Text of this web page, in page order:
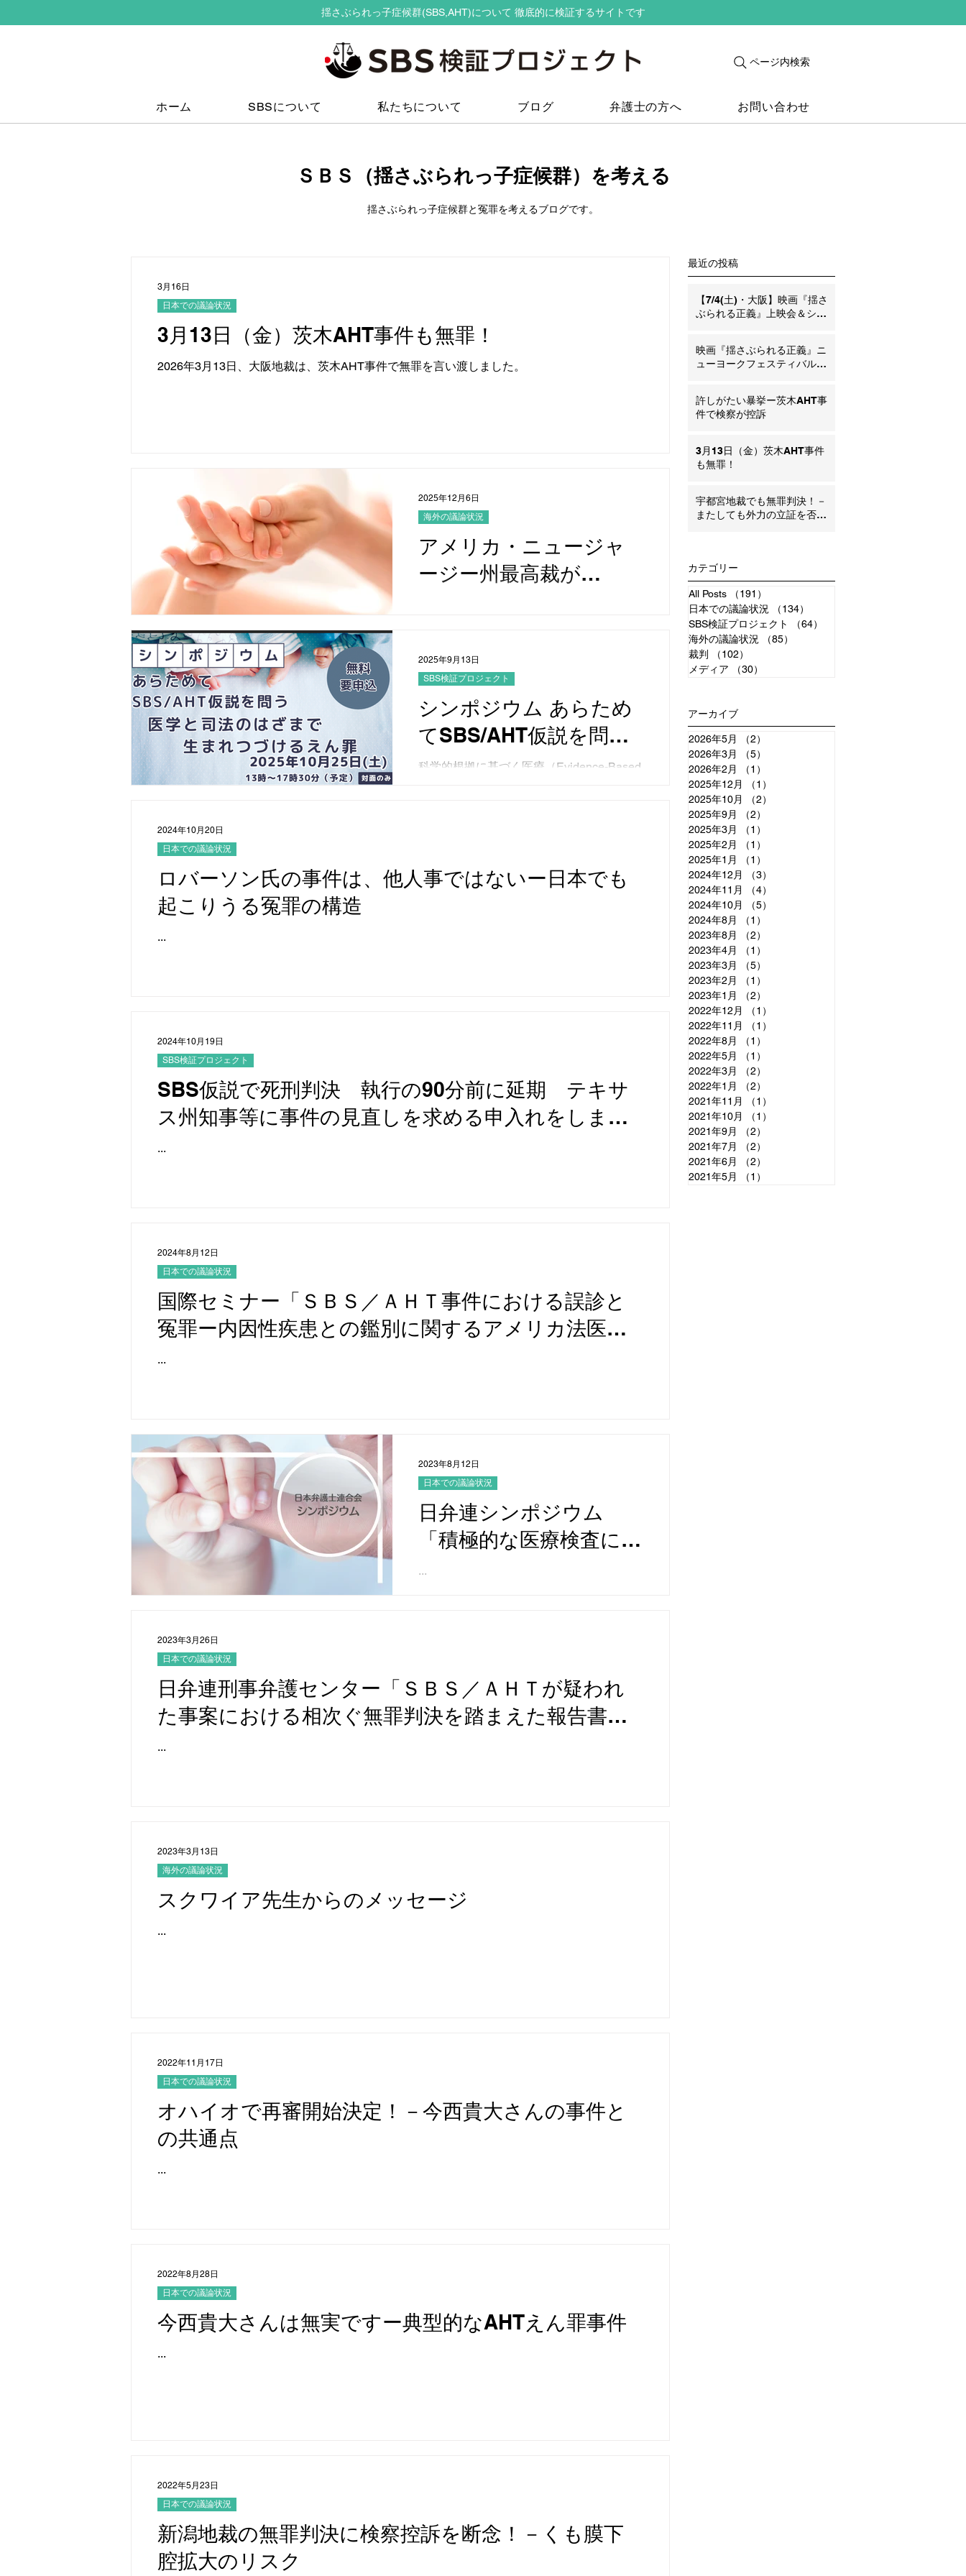
揺さぶられっ子症候群(SBS,AHT)について 徹底的に検証するサイトです
ページ内検索
ホーム SBSについて 私たちについて ブログ 弁護士の方へ お問い合わせ
ＳＢＳ（揺さぶられっ子症候群）を考える
揺さぶられっ子症候群と冤罪を考えるブログです。
3月13日（金）茨木AHT事件も無罪！
2026年3月13日、大阪地裁は、茨木AHT事件で無罪を言い渡しました。
日本での議論状況
3月16日
アメリカ・ニュージャ
ージー州最高裁が
海外の議論状況
2025年12月6日
シンポジウム あらため
てSBS/AHT仮説を問う
「医学と司法のはざま
科学的根拠に基づく医療（Evidence-Based
前...
SBS検証プロジェクト
2025年9月13日
ロバーソン氏の事件は、他人事ではないー日本でも
起こりうる冤罪の構造
...
日本での議論状況
2024年10月20日
SBS仮説で死刑判決 執行の90分前に延期 テキサ
ス州知事等に事件の見直しを求める申入れをしまし
...
SBS検証プロジェクト
2024年10月19日
国際セミナー「ＳＢＳ／ＡＨＴ事件における誤診と
冤罪ー内因性疾患との鑑別に関するアメリカ法医学
...
日本での議論状況
2024年8月12日
日弁連シンポジウム
「積極的な医療検査によ
...
日本での議論状況
2023年8月12日
日弁連刑事弁護センター「ＳＢＳ／ＡＨＴが疑われ
た事案における相次ぐ無罪判決を踏まえた報告書」
...
日本での議論状況
2023年3月26日
スクワイア先生からのメッセージ
...
海外の議論状況
2023年3月13日
オハイオで再審開始決定！－今西貴大さんの事件と
の共通点
...
日本での議論状況
2022年11月17日
今西貴大さんは無実ですー典型的なAHTえん罪事件
...
日本での議論状況
2022年8月28日
新潟地裁の無罪判決に検察控訴を断念！－くも膜下
腔拡大のリスク
日本での議論状況
2022年5月23日
最近の投稿
【7/4(土)・大阪】映画『揺さ
ぶられる正義』上映会＆シン
映画『揺さぶられる正義』ニ
ューヨークフェスティバル銀
許しがたい暴挙ー茨木AHT事
件で検察が控訴
3月13日（金）茨木AHT事件
も無罪！
宇都宮地裁でも無罪判決！－
またしても外力の立証を否定
カテゴリー
All Posts （191）
日本での議論状況
（134）
SBS検証プロジェクト
（64）
海外の議論状況
（85）
裁判
（102）
メディア
（30）
アーカイブ
2026年5月 （2）
2026年3月
（5）
2026年2月
（1）
2025年12月
（1）
2025年10月
（2）
2025年9月
（2）
2025年3月
（1）
2025年2月
（1）
2025年1月
（1）
2024年12月
（3）
2024年11月
（4）
2024年10月
（5）
2024年8月
（1）
2023年8月
（2）
2023年4月
（1）
2023年3月
（5）
2023年2月
（1）
2023年1月
（2）
2022年12月
（1）
2022年11月
（1）
2022年8月
（1）
2022年5月
（1）
2022年3月
（2）
2022年1月
（2）
2021年11月
（1）
2021年10月
（1）
2021年9月
（2）
2021年7月
（2）
2021年6月
（2）
2021年5月
（1）